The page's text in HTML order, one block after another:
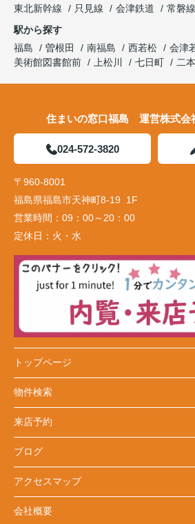
東北新幹線
只見線 会津鉄道 常磐線
駅から探す
福島
曽根田 南福島 西若松
会津
美術館図書館前
上松川 七日町 二
住まいの窓口福島 運営株式会
024-572-3820
〒960-8001
福島県福島市天神町8-19 1F
営業時間： 09：00～20：00
定休日： 火・水
トップページ
物件検索
来店予約
ブログ
アクセスマップ
会社概要